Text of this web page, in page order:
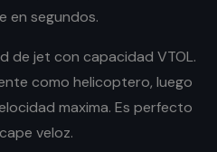
en segundos.
de jet con capacidad VTOL.
como helicoptero, luego
maxima. Es perfecto
veloz.